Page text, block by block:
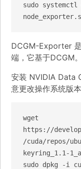
sudo systemctl
DCGM-Exporter
端，它基于DCGM。
安装 NVIDIA Data
意更改操作系统版
wget
https://
/cuda/repos/
keyring_1.1-
sudo dpkg -i